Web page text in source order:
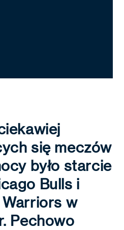
się meczów
było starcie
Bulls i
w
Pechowo